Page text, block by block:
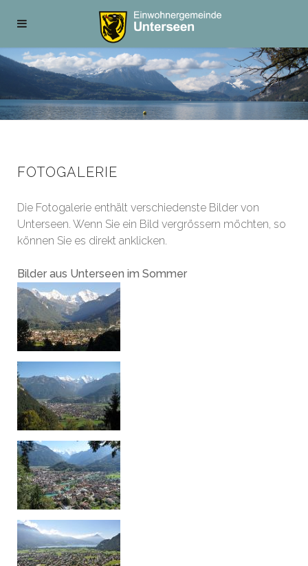
FOTOGALERIE
Die Fotogalerie enthält verschiedenste Bilder von
Unterseen. Wenn Sie ein Bild vergrössern möchten, so
können Sie es direkt anklicken.
Bilder aus Unterseen im Sommer